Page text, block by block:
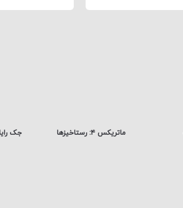
ماتریکس ۴: رستاخیزها جک